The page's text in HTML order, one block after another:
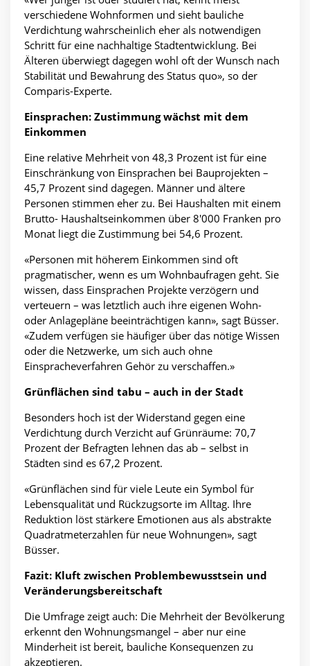
verschiedene Wohnformen und sieht bauliche
Verdichtung wahrscheinlich eher als notwendigen
Schritt für eine nachhaltige Stadtentwicklung. Bei
Älteren überwiegt dagegen wohl oft der Wunsch nach
Stabilität und Bewahrung des Status quo», so der
Comparis-Experte.
Einsprachen: Zustimmung wächst mit dem
Einkommen
Eine relative Mehrheit von 48,3 Prozent ist für eine
Einschränkung von Einsprachen bei Bauprojekten –
45,7 Prozent sind dagegen. Männer und ältere
Personen stimmen eher zu. Bei Haushalten mit einem
Brutto- Haushaltseinkommen über 8'000 Franken pro
Monat liegt die Zustimmung bei 54,6 Prozent.
«Personen mit höherem Einkommen sind oft
pragmatischer, wenn es um Wohnbaufragen geht. Sie
wissen, dass Einsprachen Projekte verzögern und
verteuern – was letztlich auch ihre eigenen Wohn-
oder Anlagepläne beeinträchtigen kann», sagt Büsser.
«Zudem verfügen sie häufiger über das nötige Wissen
oder die Netzwerke, um sich auch ohne
Einspracheverfahren Gehör zu verschaffen.»
Grünflächen sind tabu – auch in der Stadt
Besonders hoch ist der Widerstand gegen eine
Verdichtung durch Verzicht auf Grünräume: 70,7
Prozent der Befragten lehnen das ab – selbst in
Städten sind es 67,2 Prozent.
«Grünflächen sind für viele Leute ein Symbol für
Lebensqualität und Rückzugsorte im Alltag. Ihre
Reduktion löst stärkere Emotionen aus als abstrakte
Quadratmeterzahlen für neue Wohnungen», sagt
Büsser.
Fazit: Kluft zwischen Problembewusstsein und
Veränderungsbereitschaft
Die Umfrage zeigt auch: Die Mehrheit der Bevölkerung
erkennt den Wohnungsmangel – aber nur eine
Minderheit ist bereit, bauliche Konsequenzen zu
akzeptieren.